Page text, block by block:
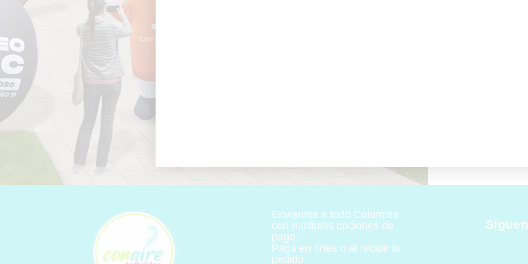
Enviamos a todo Colombia
con múltiples opciones de
pago.
Paga en línea o al recibir tu
pedido